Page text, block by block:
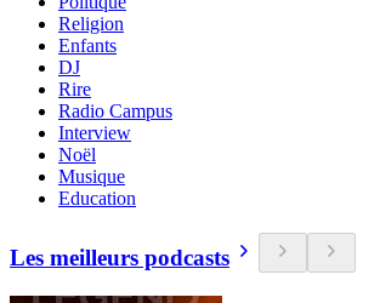
Religion
Enfants
DJ
Rire
Radio Campus
Interview
Noël
Musique
Education
Les meilleurs podcasts